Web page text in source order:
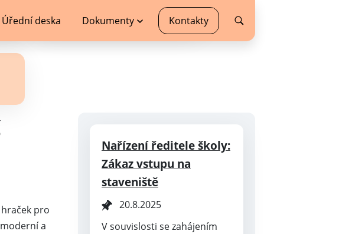
Úřední deska Dokumenty Kontakty
pro
a
Nařízení ředitele školy:
Zákaz vstupu na
staveniště
20.8.2025
V souvislosti se zahájením